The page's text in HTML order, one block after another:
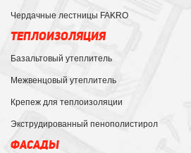
Чердачные лестницы FAKRO
ТЕПЛОИЗОЛЯЦИЯ
Базальтовый утеплитель
Межвенцовый утеплитель
Крепеж для теплоизоляции
Экструдированный пенополистирол
ФАСАДЫ